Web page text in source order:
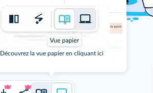
Découvrez la vue papier en cliquant ici